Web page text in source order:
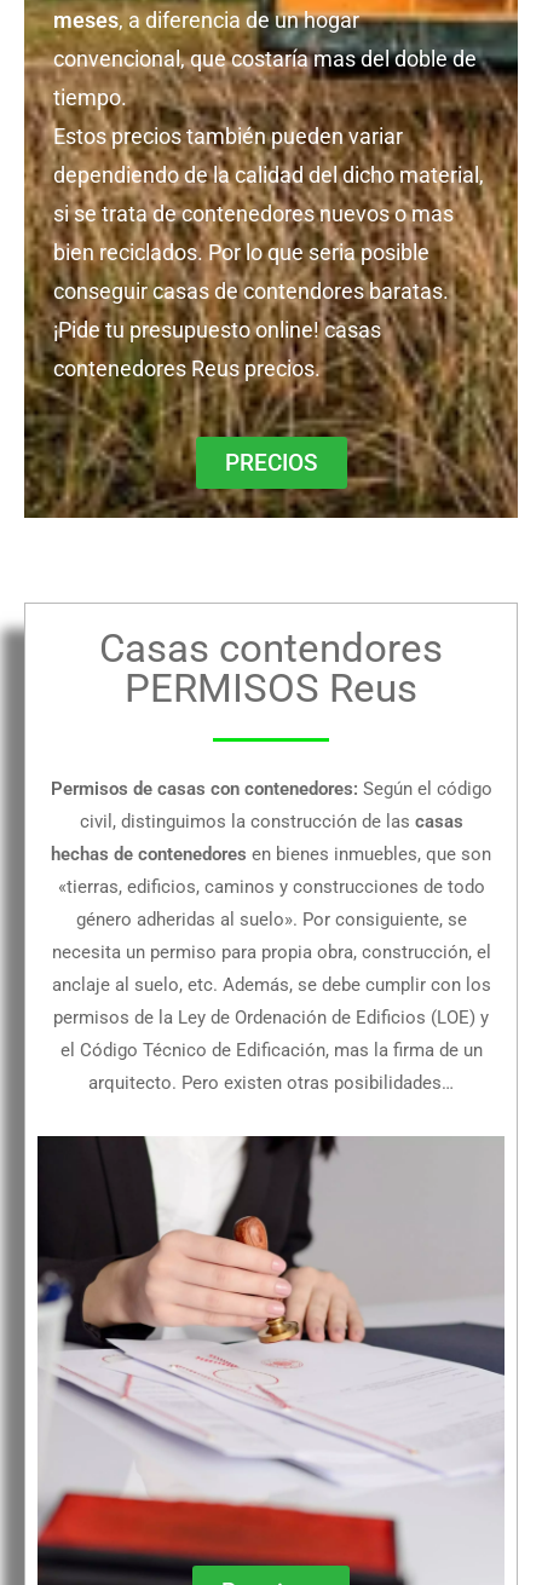
meses, a diferencia de un hogar
convencional, que costaría mas del doble de
tiempo.
Estos precios también pueden variar
dependiendo de la calidad del dicho material,
si se trata de contenedores nuevos o mas
bien reciclados. Por lo que seria posible
conseguir casas de contendores baratas.
¡Pide tu presupuesto online! casas
contenedores Reus precios.
PRECIOS
Casas contendores
PERMISOS Reus
Permisos de casas con contenedores: Según el código
civil, distinguimos la construcción de las casas
hechas de contenedores en bienes inmuebles, que son
«tierras, edificios, caminos y construcciones de todo
género adheridas al suelo». Por consiguiente, se
necesita un permiso para propia obra, construcción, el
anclaje al suelo, etc. Además, se debe cumplir con los
permisos de la Ley de Ordenación de Edificios (LOE) y
el Código Técnico de Edificación, mas la firma de un
arquitecto. Pero existen otras posibilidades…